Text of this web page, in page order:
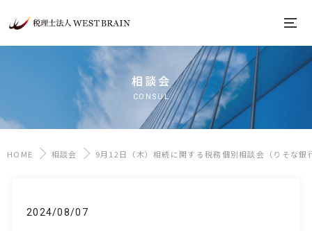
相談会
CONSUL
HOME 相談会 9月12日（木）相続に関する税務個別相談会（りそな銀
2024/08/07